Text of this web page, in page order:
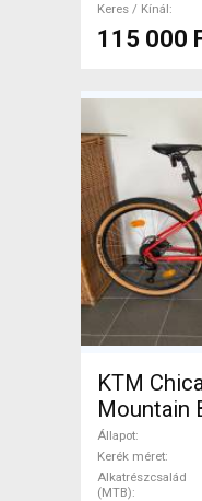
Keres / Kínál
115 000
KTM
Mountain
használt
Állapot
Kerék méret
Alkatrészcsalád
(MTB)